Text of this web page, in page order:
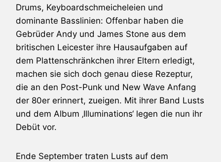
Drums, Keyboardschmeicheleien und
dominante Basslinien: Offenbar haben die
Gebrüder Andy und James Stone aus dem
britischen Leicester ihre Hausaufgaben auf
dem Plattenschränkchen ihrer Eltern erledigt,
machen sie sich doch genau diese Rezeptur,
die an den Post-Punk und New Wave Anfang
der 80er erinnert, zueigen. Mit ihrer Band Lusts
und dem Album ‚Illuminations‘ legen die nun ihr
Debüt vor.
Ende September traten Lusts auf dem